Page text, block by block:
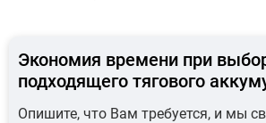
Экономия времени при
подходящего тягового
Опишите, что Вам требуется, и мы